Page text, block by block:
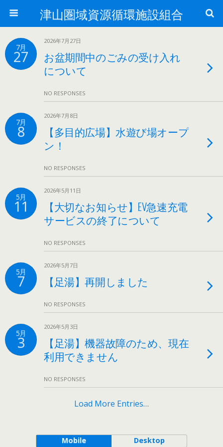
津山圏域資源循環施設組合
7月
27
2026年7月27日
お盆期間中のごみの受け入れ
について
NO RESPONSES
7月
8
2026年7月8日
【多目的広場】水遊び場オープ
ン！
NO RESPONSES
5月
11
2026年5月11日
【大切なお知らせ】EV急速充電
サービスの終了について
NO RESPONSES
5月
7
2026年5月7日
【足湯】再開しました
NO RESPONSES
5月
3
2026年5月3日
【足湯】機器故障のため、現在
利用できません
NO RESPONSES
Load More Entries…
Mobile Desktop